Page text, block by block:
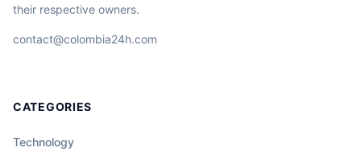
their respective owners.
contact@colombia24h.com
CATEGORIES
Technology